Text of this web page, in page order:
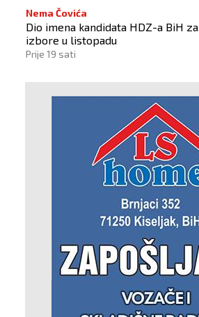
Nema Čovića
Dio imena kandidata HDZ-a BiH za
izbore u listopadu
Prije 19 sati